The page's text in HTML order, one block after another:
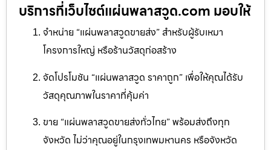
บริการที่เว็บไซต์แผ่นพลาสวูด.com มอบให้
จำหน่าย “แผ่นพลาสวูดขายส่ง” สำหรับผู้รับเหมา
โครงการใหญ่ หรือร้านวัสดุก่อสร้าง
จัดโปรโมชัน “แผ่นพลาสวูด ราคาถูก” เพื่อให้คุณได้รับ
วัสดุคุณภาพในราคาที่คุ้มค่า
ขาย “แผ่นพลาสวูดขายส่งทั่วไทย” พร้อมส่งถึงทุก
จังหวัด ไม่ว่าคุณอยู่ในกรุงเทพมหานคร หรือจังหวัด